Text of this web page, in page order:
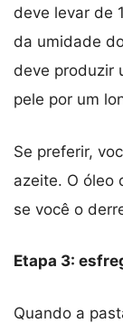
deve levar de
da umidade
deve produzir
pele por um
Se preferir,
azeite. O óleo
se você o
Etapa 3:
Quando a